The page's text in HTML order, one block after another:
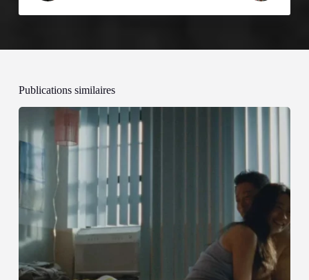
Publications similaires